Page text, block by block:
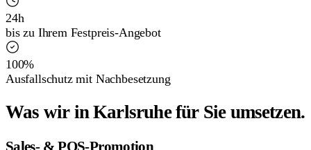
24h
bis zu Ihrem Festpreis-Angebot
100%
Ausfallschutz mit Nachbesetzung
Was wir in Karlsruhe für Sie umsetzen.